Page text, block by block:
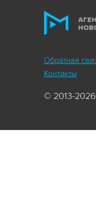
Обратная
Контакты
© 2013-